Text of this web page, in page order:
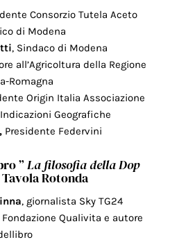
Consorzio Tutela Aceto
di Modena
, Sindaco di Modena
all’Agricoltura della Regione
Romagna
Origin Italia Associazione
Geografiche
Presidente Federvini
”La filosofia della Dop
Tavola Rotonda
, giornalista Sky TG24
Qualivita e autore